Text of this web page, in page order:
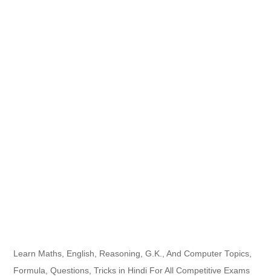
Learn Maths, English, Reasoning, G.K., And Computer Topics,
Formula, Questions, Tricks in Hindi For All Competitive Exams